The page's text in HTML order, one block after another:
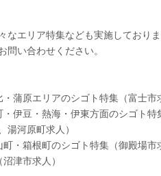
なエリア特集なども実施しておりま
問い合わせください。
蒲原エリアのシゴト特集（富士
伊豆・熱海・伊東方面のシゴト
湯河原町求人）
・箱根町のシゴト特集（御殿場
津市求人）